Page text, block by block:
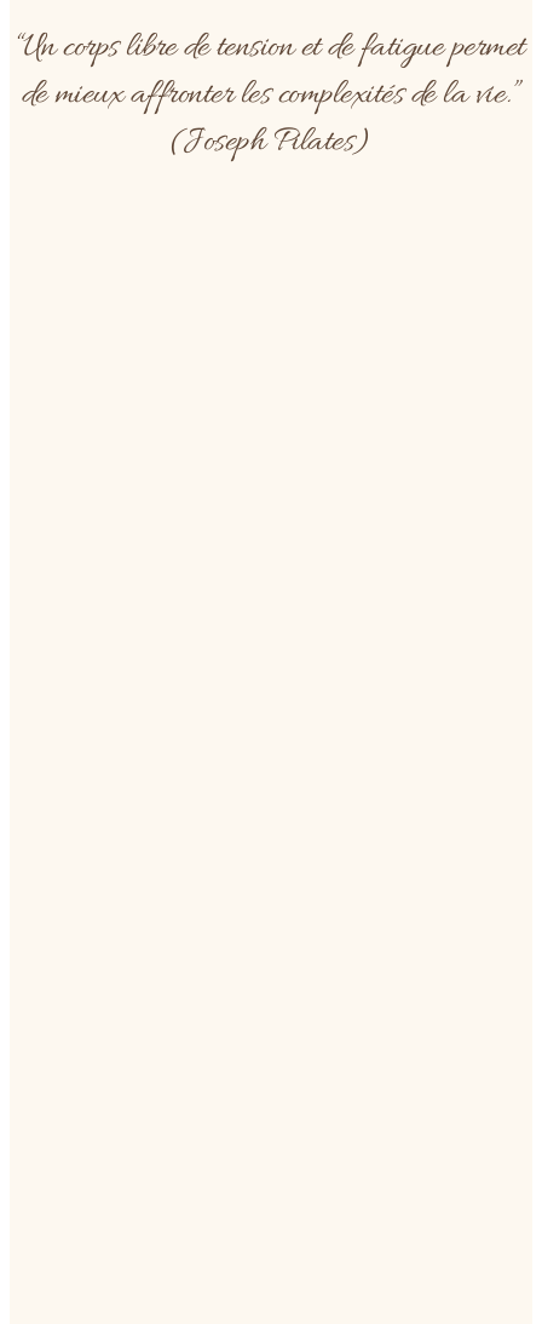
“Un corps libre de tension et de fatigue permet
de mieux affronter les complexités de la vie.”
(Joseph Pilates)